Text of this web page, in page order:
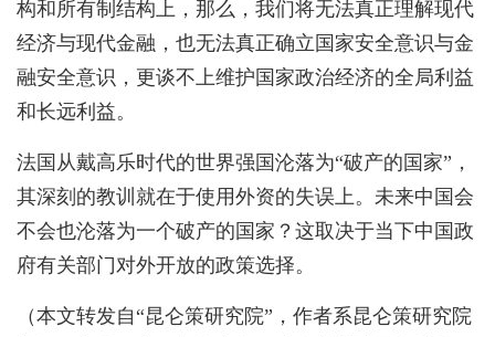
构和所有制结构上，那么，我们将无法真正理解现代
经济与现代金融，也无法真正确立国家安全意识与金
融安全意识，更谈不上维护国家政治经济的全局利益
和长远利益。
法国从戴高乐时代的世界强国沦落为“破产的国家”，
其深刻的教训就在于使用外资的失误上。未来中国会
不会也沦落为一个破产的国家？这取决于当下中国政
府有关部门对外开放的政策选择。
（本文转发自“昆仑策研究院”，作者系昆仑策研究院